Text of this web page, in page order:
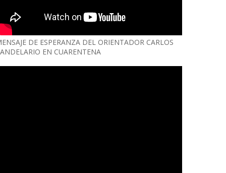
DE ESPERANZA DEL ORIENTADOR CARLOS
EN CUARENTENA